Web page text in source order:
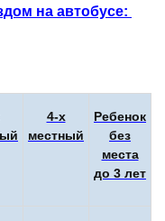
на автобусе:
4-х
местный
Ребенок
без
места
до 3 лет